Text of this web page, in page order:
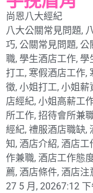
尚恩八大經紀
八大公關常見問題,
巧, 公關常見問題, 公
職, 學生酒店工作, 學
打工, 寒假酒店工作,
徵, 小姐打工, 小姐薪
店經紀, 小姐高薪工
所工作, 招待會所兼
經紀, 禮服酒店職缺,
知, 酒店介紹, 酒店工
作兼職, 酒店工作態
薦, 酒店條件, 酒店注
27 5 月, 20267:12